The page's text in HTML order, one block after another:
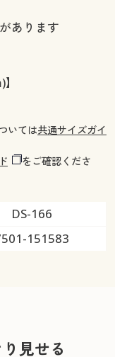
あります
いては共通サイズガイ
をご確認くださ
DS-166
151583
見せる